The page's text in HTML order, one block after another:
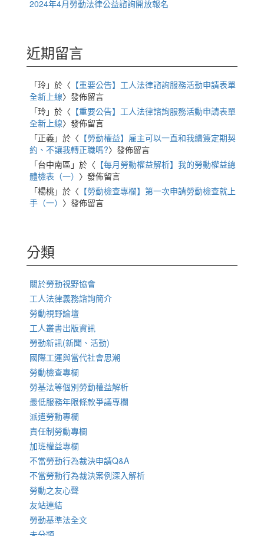
2024年4月勞動法律公益諮詢開放報名
近期留言
「玲」於〈 【重要公告】工人法律諮詢服務活動申請表單
全新上線〉發佈留言
「玲」於〈 【重要公告】工人法律諮詢服務活動申請表單
全新上線〉發佈留言
「正義」於〈 【勞動權益】雇主可以一直和我續簽定期契
約、不讓我轉正職嗎?〉發佈留言
「台中南區 」於〈 【每月勞動權益解析】我的勞動權益總
體檢表（一） 〉發佈留言
「楊桃」於〈 【勞動檢查專欄】第一次申請勞動檢查就上
手（一） 〉發佈留言
分類
關於勞動視野協會
工人法律義務諮詢簡介
勞動視野論壇
工人叢書出版資訊
勞動新訊(新聞、活動)
國際工運與當代社會思潮
勞動檢查專欄
勞基法等個別勞動權益解析
最低服務年限條款爭議專欄
派遣勞動專欄
責任制勞動專欄
加班權益專欄
不當勞動行為裁決申請Q&A
不當勞動行為裁決案例深入解析
勞動之友心聲
友站連結
勞動基準法全文